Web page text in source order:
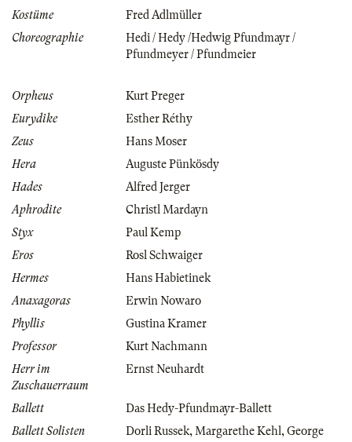
Kostüme
Fred Adlmüller
Choreographie
Hedi / Hedy /Hedwig Pfundmayr /
Pfundmeyer / Pfundmeier
Orpheus
Kurt Preger
Eurydike
Esther Réthy
Zeus
Hans Moser
Hera
Auguste Pünkösdy
Hades
Alfred Jerger
Aphrodite
Christl Mardayn
Styx
Paul Kemp
Eros
Rosl Schwaiger
Hermes
Hans Habietinek
Anaxagoras
Erwin Nowaro
Phyllis
Gustina Kramer
Professor
Kurt Nachmann
Herr im
Zuschauerraum
Ernst Neuhardt
Ballett
Das Hedy-Pfundmayr-Ballett
Ballett Solisten
Dorli Russek,Margarethe Kehl,George